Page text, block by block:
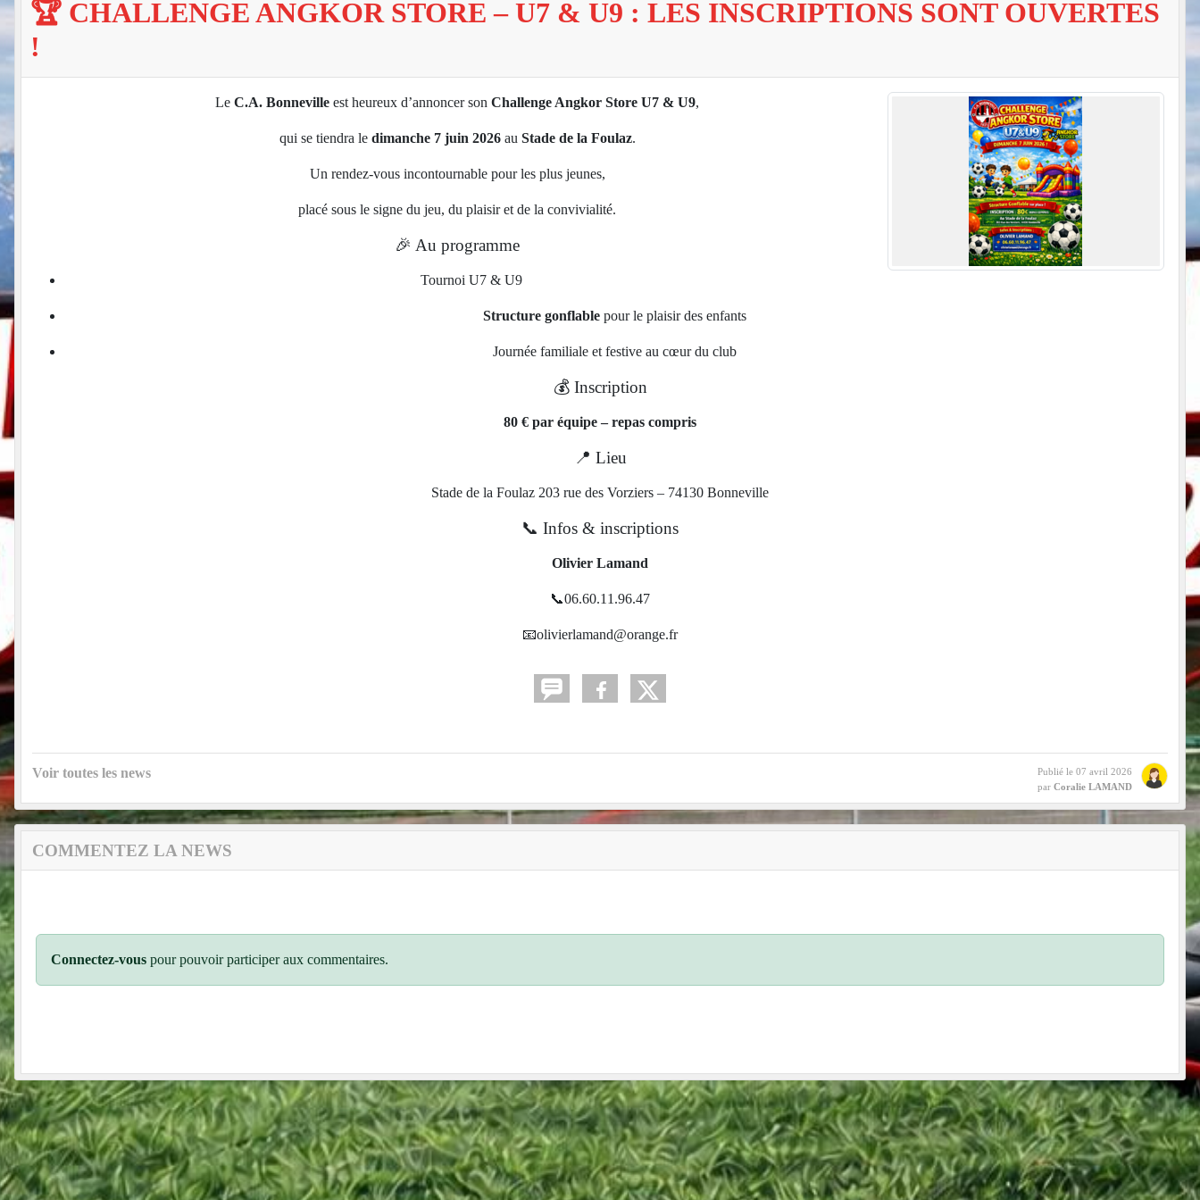
🏆 CHALLENGE ANGKOR STORE – U7 & U9 : LES INSCRIPTIONS SONT OUVERTES
!
Le C.A. Bonneville est heureux d’annoncer son Challenge Angkor Store U7 & U9,
qui se tiendra le dimanche 7 juin 2026au Stade de la Foulaz.
Un rendez‑vous incontournable pour les plus jeunes,
placé sous le signe du jeu, du plaisir et de la convivialité.
🎉 Au programme
Tournoi U7 & U9
Structure gonflablepour le plaisir des enfants
Journée familiale et festive au cœur du club
💰 Inscription
80 € par équipe – repas compris
📍 Lieu
Stade de la Foulaz 203 rue des Vorziers – 74130 Bonneville
📞 Infos & inscriptions
Olivier Lamand
📞06.60.11.96.47
📧olivierlamand@orange.fr
Voir toutes les news Publié le 07 avril 2026
par Coralie LAMAND
COMMENTEZ LA NEWS
Connectez-vous pour pouvoir participer aux commentaires.